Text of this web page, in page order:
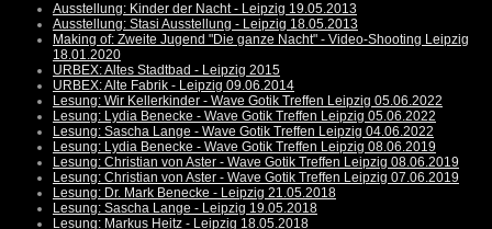
Ausstellung: Kinder der Nacht - Leipzig 19.05.2013
Ausstellung: Stasi Ausstellung - Leipzig 18.05.2013
Making of: Zweite Jugend "Die ganze Nacht" - Video-Shooting Leipzig
18.01.2020
URBEX: Altes Stadtbad - Leipzig 2015
URBEX: Alte Fabrik - Leipzig 09.06.2014
Lesung: Wir Kellerkinder - Wave Gotik Treffen Leipzig 05.06.2022
Lesung: Lydia Benecke - Wave Gotik Treffen Leipzig 05.06.2022
Lesung: Sascha Lange - Wave Gotik Treffen Leipzig 04.06.2022
Lesung: Lydia Benecke - Wave Gotik Treffen Leipzig 08.06.2019
Lesung: Christian von Aster - Wave Gotik Treffen Leipzig 08.06.2019
Lesung: Christian von Aster - Wave Gotik Treffen Leipzig 07.06.2019
Lesung: Dr. Mark Benecke - Leipzig 21.05.2018
Lesung: Sascha Lange - Leipzig 19.05.2018
Lesung: Markus Heitz - Leipzig 18.05.2018